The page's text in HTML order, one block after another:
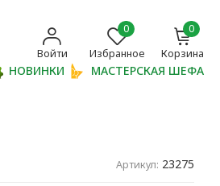
Войти
0
Избранное
0
Корзина
НОВИНКИ
МАСТЕРСКАЯ ШЕФА
Артикул: 23275